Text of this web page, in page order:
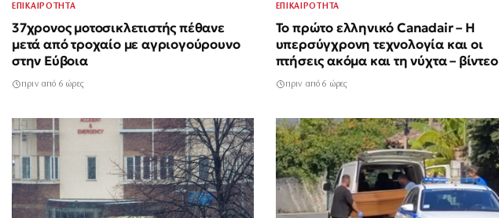
ΕΠΙΚΑΙΡΟΤΗΤΑ
37χρονος μοτοσικλετιστής πέθανε
μετά από τροχαίο με αγριογούρουνο
στην Εύβοια
πριν από 6 ώρες
ΕΠΙΚΑΙΡΟΤΗΤΑ
Το πρώτο ελληνικό Canadair – Η
υπερσύγχρονη τεχνολογία και οι
πτήσεις ακόμα και τη νύχτα – βίντεο
πριν από 6 ώρες